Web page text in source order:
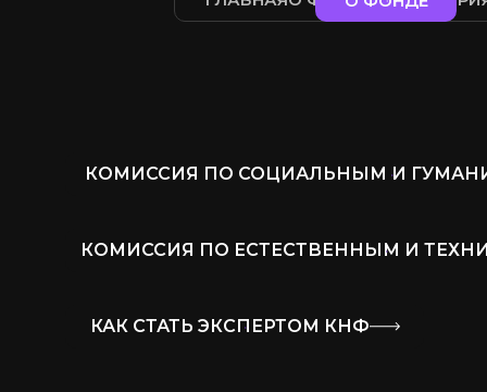
КОМИССИЯ ПО СОЦИАЛЬНЫМ И
КАК СТАТЬ ЭКСПЕРТОМ КНФ
КОМИССИЯ ПО ЕСТЕСТВЕННЫМ И